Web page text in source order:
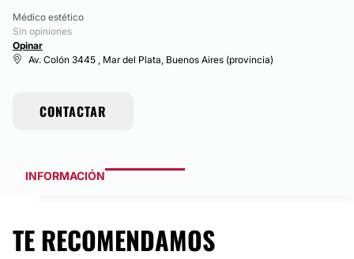
Médico estético
Sin opiniones
Opinar
Av. Colón 3445 , Mar del Plata, Buenos Aires (provincia)
CONTACTAR
INFORMACIÓN
TE RECOMENDAMOS